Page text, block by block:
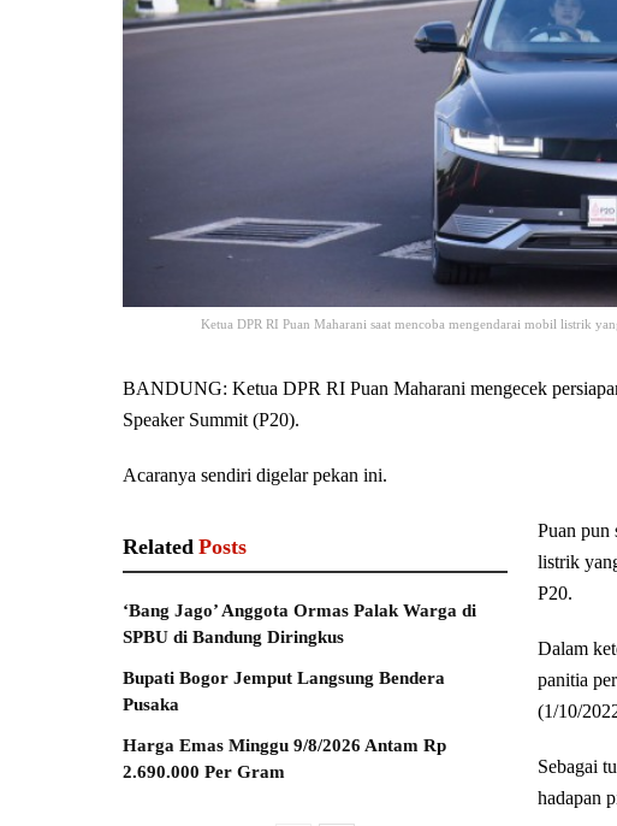
Ketua DPR RI Puan Maharani saat mencoba mengendarai mobil listrik
BANDUNG: Ketua DPR RI Puan Maharani mengecek
Speaker Summit (P20).
Acaranya sendiri digelar pekan ini.
Related Posts
‘Bang Jago’ Anggota Ormas Palak Warga di
SPBU di Bandung Diringkus
Bupati Bogor Jemput Langsung Bendera
Pusaka
Harga Emas Minggu 9/8/2026 Antam Rp
2.690.000 Per Gram
Puan pun
listrik
P20.
Dalam
panitia
(1/10/
Sebagai
hadapan